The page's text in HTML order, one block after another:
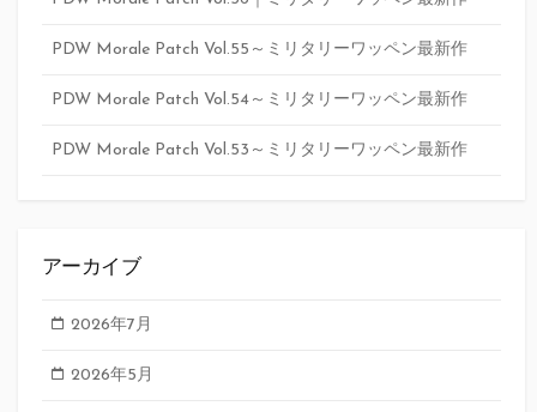
PDW Morale Patch Vol.55～ミリタリーワッペン最新作
PDW Morale Patch Vol.54～ミリタリーワッペン最新作
PDW Morale Patch Vol.53～ミリタリーワッペン最新作
アーカイブ
2026年7月
2026年5月